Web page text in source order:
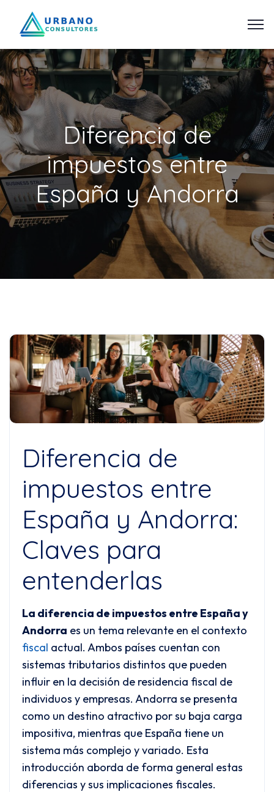
Diferencia de
impuestos entre
España y Andorra
Diferencia de
impuestos entre
España y Andorra:
Claves para
entenderlas
La diferencia de impuestos entre España y
Andorra es un tema relevante en el contexto
fiscal actual. Ambos países cuentan con
sistemas tributarios distintos que pueden
influir en la decisión de residencia fiscal de
individuos y empresas. Andorra se presenta
como un destino atractivo por su baja carga
impositiva, mientras que España tiene un
sistema más complejo y variado. Esta
introducción aborda de forma general estas
diferencias y sus implicaciones fiscales.